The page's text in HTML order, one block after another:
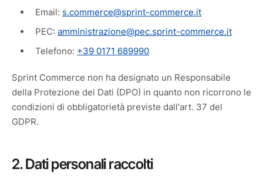
Email: s.commerce@sprint-commerce.it
PEC: amministrazione@pec.sprint-commerce.it
Telefono: +39 0171 689990
Sprint Commerce non ha designato un Responsabile
della Protezione dei Dati (DPO) in quanto non ricorrono le
condizioni di obbligatorietà previste dall'art. 37 del
GDPR.
2. Dati personali raccolti